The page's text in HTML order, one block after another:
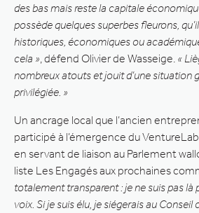
des bas mais reste la capitale
possède quelques superbes fleurons,
historiques, économiques ou
cela » , défend Olivier de Wasseige. «
nombreux atouts et jouit d’une situation
privilégiée. »
Un ancrage local que l’ancien
participé à l’émergence du
en servant de liaison au Parlement
liste Les Engagés aux prochaines
totalement transparent : je ne suis pas là
voix. Si je suis élu, je siégerais au